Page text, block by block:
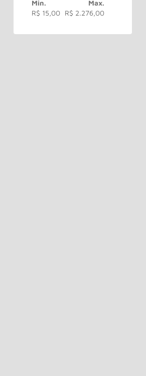
R$ 15,00 R$ 2.276,00